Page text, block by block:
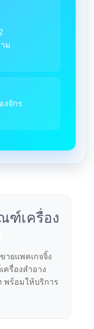
ม
งจักร
ฑ์เครื่อง
ายแพคเกจจิ้ง
รื่องสำอาง
พร้อมให้บริการ